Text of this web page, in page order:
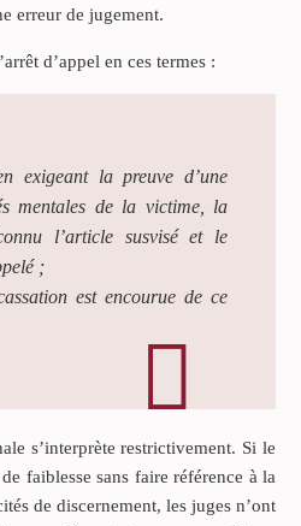
erreur de jugement.
d’appel en ces termes :
exigeant la preuve d’une
mentales de la victime, la
l’article susvisé et le
;
est encourue de ce
s’interprète restrictivement. Si le
faiblesse sans faire référence à la
de discernement, les juges n’ont